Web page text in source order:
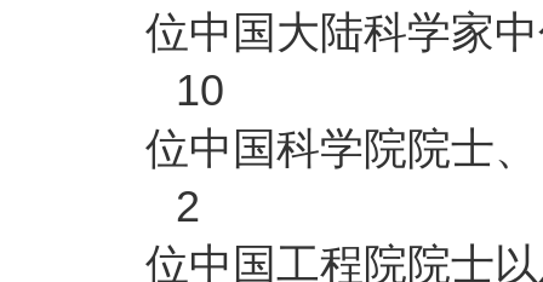
位中国大陆科学家
10
位中国科学院院士、
2
位中国工程院院士